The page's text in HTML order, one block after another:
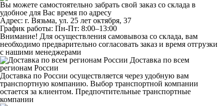
Вы можете самостоятельно забрать свой заказ со склада в
удобное для Вас время по адресу
Адрес: г. Вязьма, ул. 25 лет октября, 37
График работы: Пн-Пт: 8:00–13:00
Внимание! Для осуществления самовывоза со склада, вам
необходимо предварительно согласовать заказ и время отгрузки
с нашими менеджерами
Доставка по всем
регионам России
Доставка по России осуществляется через удобную вам
транспортную компанию. Выбор транспортной компании
остается за клиентом. Предпочтительные транспортные
компании